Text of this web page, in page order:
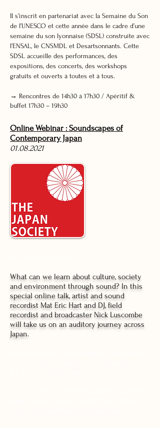
Il s’inscrit en partenariat avec la Semaine du Son
de l’UNESCO et cette année dans le cadre d’une
semaine du son lyonnaise (SDSL) construite avec
l’ENSAL, le CNSMDL et Desartsonnants. Cette
SDSL accueille des performances, des
expositions, des concerts, des workshops
gratuits et ouverts à toutes et à tous.
→ Rencontres de 14h30 à 17h30 / Apéritif &
buffet 17h30 – 19h30
Online Webinar : Soundscapes of
Contemporary Japan
01.08.2021
What can we learn about culture, society
and environment through sound? In this
special online talk, artist and sound
recordist Mat Eric Hart and DJ, field
recordist and broadcaster Nick Luscombe
will take us on an auditory journey across
Japan.